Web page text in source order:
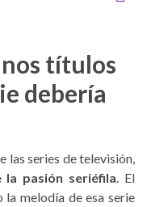
títulos
debería
las series de televisión,
la pasión seriéfila. El
melodía de esa serie